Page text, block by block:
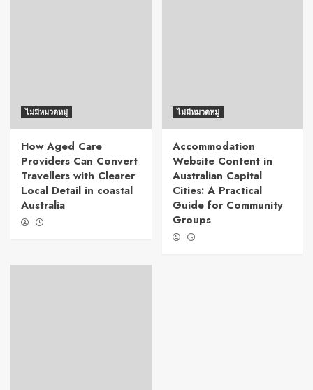
ไม่มีหมวดหมู่
How Aged Care
Providers Can Convert
Travellers with Clearer
Local Detail in coastal
Australia
ไม่มีหมวดหมู่
Accommodation
Website Content in
Australian Capital
Cities: A Practical
Guide for Community
Groups